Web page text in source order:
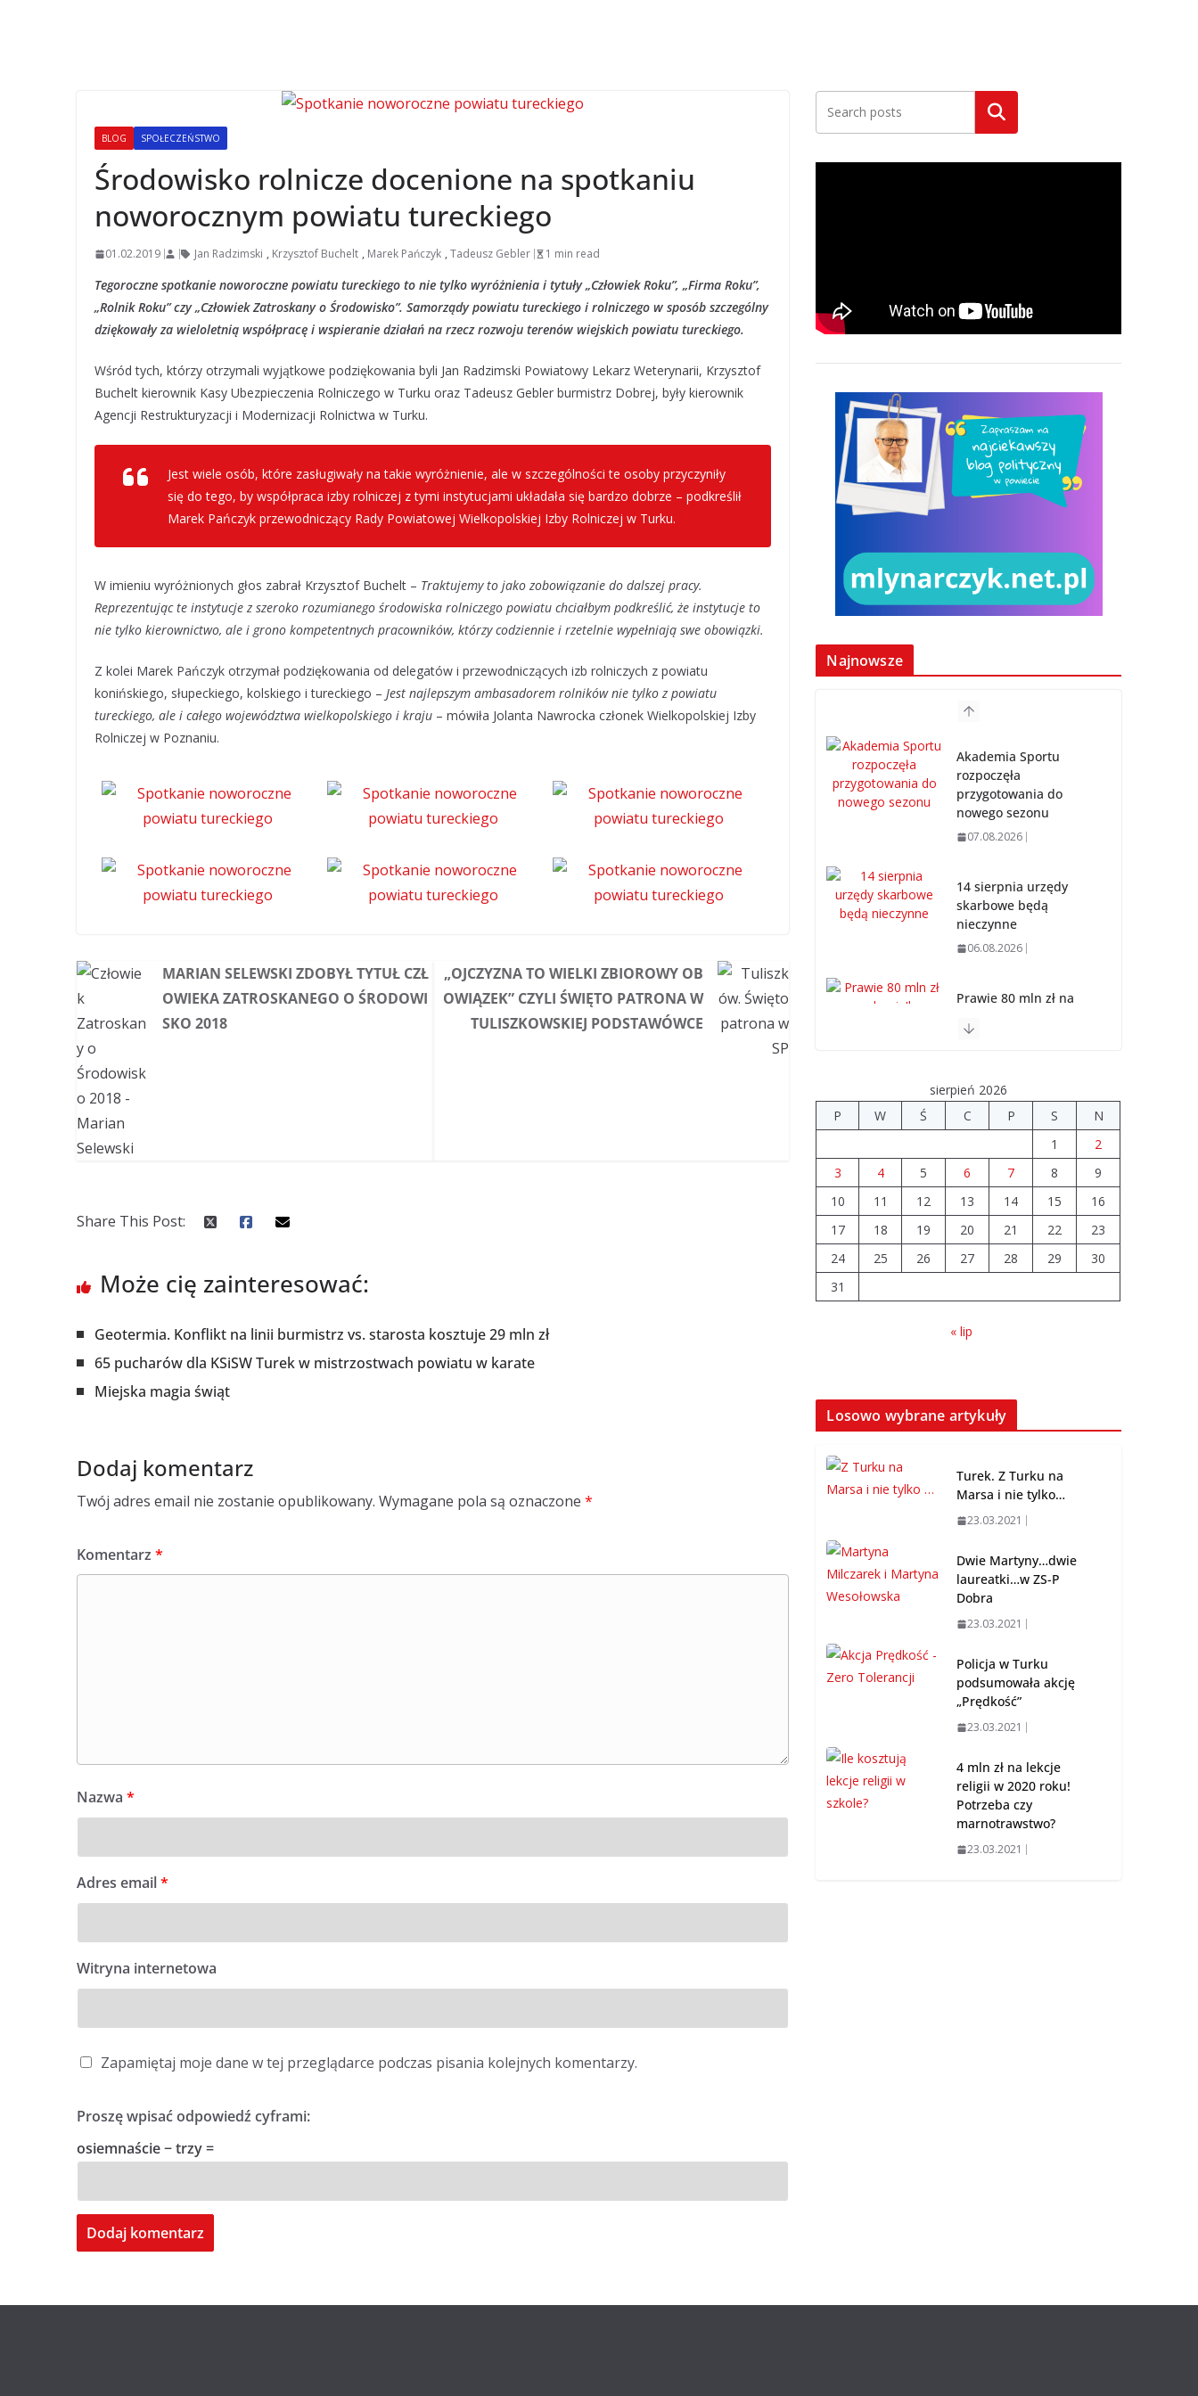
BLOG SPOŁECZEŃSTWO
Środowisko rolnicze docenione na spotkaniu
noworocznym powiatu tureckiego
01.02.2019 Jan Radzimski , Krzysztof Buchelt , Marek Pańczyk , Tadeusz Gebler 1 min read
Tegoroczne spotkanie noworoczne powiatu tureckiego to nie tylko wyróżnienia i tytuły „Człowiek Roku”, „Firma Roku”,
„Rolnik Roku” czy „Człowiek Zatroskany o Środowisko”. Samorządy powiatu tureckiego i rolniczego w sposób szczególny
dziękowały za wieloletnią współpracę i wspieranie działań na rzecz rozwoju terenów wiejskich powiatu tureckiego.
Wśród tych, którzy otrzymali wyjątkowe podziękowania byli Jan Radzimski Powiatowy Lekarz Weterynarii, Krzysztof
Buchelt kierownik Kasy Ubezpieczenia Rolniczego w Turku oraz Tadeusz Gebler burmistrz Dobrej, były kierownik
Agencji Restrukturyzacji i Modernizacji Rolnictwa w Turku.
Jest wiele osób, które zasługiwały na takie wyróżnienie, ale w szczególności te osoby przyczyniły
się do tego, by współpraca izby rolniczej z tymi instytucjami układała się bardzo dobrze – podkreślił
Marek Pańczyk przewodniczący Rady Powiatowej Wielkopolskiej Izby Rolniczej w Turku.
W imieniu wyróżnionych głos zabrał Krzysztof Buchelt – Traktujemy to jako zobowiązanie do dalszej pracy.
Reprezentując te instytucje z szeroko rozumianego środowiska rolniczego powiatu chciałbym podkreślić, że instytucje to
nie tylko kierownictwo, ale i grono kompetentnych pracowników, którzy codziennie i rzetelnie wypełniają swe obowiązki.
Z kolei Marek Pańczyk otrzymał podziękowania od delegatów i przewodniczących izb rolniczych z powiatu
konińskiego, słupeckiego, kolskiego i tureckiego – Jest najlepszym ambasadorem rolników nie tylko z powiatu
tureckiego, ale i całego województwa wielkopolskiego i kraju – mówiła Jolanta Nawrocka członek Wielkopolskiej Izby
Rolniczej w Poznaniu.
MARIAN SELEWSKI ZDOBYŁ TYTUŁ CZŁ
OWIEKA ZATROSKANEGO O ŚRODOWI
SKO 2018
„OJCZYZNA TO WIELKI ZBIOROWY OB
OWIĄZEK” CZYLI ŚWIĘTO PATRONA W
TULISZKOWSKIEJ PODSTAWÓWCE
Share This Post:
Może cię zainteresować:
Geotermia. Konflikt na linii burmistrz vs. starosta kosztuje 29 mln zł
65 pucharów dla KSiSW Turek w mistrzostwach powiatu w karate
Miejska magia świąt
Dodaj komentarz
Twój adres email nie zostanie opublikowany. Wymagane pola są oznaczone *
Komentarz *
Nazwa *
Adres email*
Witryna internetowa
Zapamiętaj moje dane w tej przeglądarce podczas pisania kolejnych komentarzy.
Proszę wpisać odpowiedź cyframi:
osiemnaście − trzy =
Szukaj
Najnowsze
Akademia Sportu
rozpoczęła
przygotowania do
nowego sezonu
07.08.2026
14 sierpnia urzędy
skarbowe będą
nieczynne
06.08.2026
Prawie 80 mln zł na
gminy?
Szkoła we
Władysławowie
modernizację
06.08.2026
Prawie 20 tys. zł dla
dyrektora szpitala.
Podwyżka mimo
04.08.2026
miejsce trudno uznać
za sukces
sierpień 2026
P
W Ś C P S
N
1
2
3
4 5 6 7 8
9
10
11 12 13 14 15
16
17
18 19 20 21 22
23
24
25 26 27 28 29
30
31
« lip
Losowo wybrane artykuły
Turek. Z Turku na
Marsa i nie tylko…
23.03.2021
Dwie Martyny…dwie
laureatki…w ZS-P
Dobra
23.03.2021
Policja w Turku
podsumowała akcję
„Prędkość”
23.03.2021
4 mln zł na lekcje
religii w 2020 roku!
Potrzeba czy
marnotrawstwo?
23.03.2021